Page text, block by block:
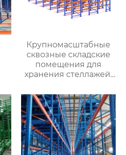
Крупномасштабные
сквозные складские
помещения для
хранения стеллажей,
тяжелых стеллажей
проходят по коридору
и въезжают на
оптовый склад
стеллажей